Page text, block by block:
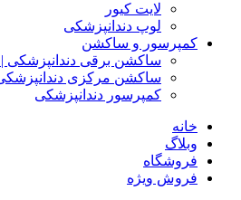
لایت کیور
لوپ دندانپزشکی
کمپرسور و ساکشن
ساکشن برقی دندانپزشکی |
ساکشن مرکزی
کمپرسور دندانپزشکی
خانه
وبلاگ
فروشگاه
فروش ویژه